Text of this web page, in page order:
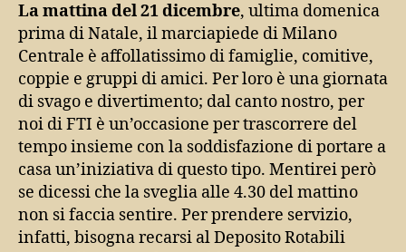
La mattina del 21 dicembre, ultima domenica
prima di Natale, il marciapiede di Milano
Centrale è affollatissimo di famiglie, comitive,
coppie e gruppi di amici. Per loro è una giornata
di svago e divertimento; dal canto nostro, per
noi di FTI è un’occasione per trascorrere del
tempo insieme con la soddisfazione di portare a
casa un’iniziativa di questo tipo. Mentirei però
se dicessi che la sveglia alle 4.30 del mattino
non si faccia sentire. Per prendere servizio,
infatti, bisogna recarsi al Deposito Rotabili